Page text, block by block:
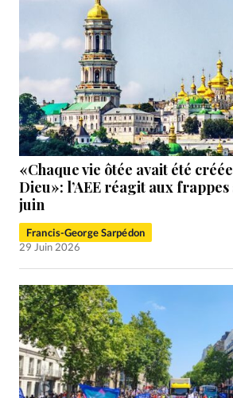
Bible
Toute l'actualité
Se connecter
Devise:CHF
RUBRIQUES
Toute l'actualité Bible Culture
Eglises
Histoire Laicité
Mission
Monde People
Société
«Chaque vie ôtée avait été
Dieu»: l’AEE réagit aux frappes
juin
Francis-George Sarpédon
29 Juin 2026